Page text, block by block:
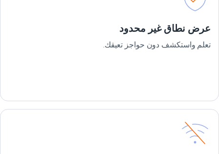
عرض نطاق غير محدود
تعلم واستكشف دون حواجز تعيقك.